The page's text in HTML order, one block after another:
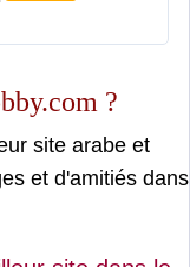
?
site arabe et
et d'amitiés dans